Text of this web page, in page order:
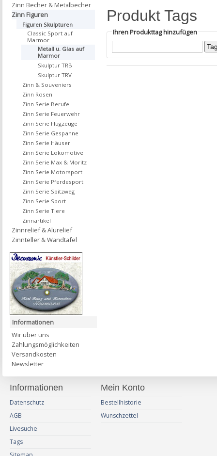
Produkt Tags
Ihren Produkttag hinzufügen
Zinn Becher & Metalbecher
Zinn Figuren
Figuren Skulpturen
Classic Sport auf
Marmor
Metall u. Glas auf
Marmor
Skulptur TRB
Skulptur TRV
Zinn & Souveniers
Zinn Rosen
Zinn Serie Berufe
Zinn Serie Feuerwehr
Zinn Serie Flugzeuge
Zinn Serie Gespanne
Zinn Serie Häuser
Zinn Serie Lokomotive
Zinn Serie Max & Moritz
Zinn Serie Motorsport
Zinn Serie Pferdesport
Zinn Serie Spitzweg
Zinn Serie Sport
Zinn Serie Tiere
Zinnartikel
Zinnrelief & Alurelief
Zinnteller & Wandtafel
Informationen
Wir über uns
Zahlungsmöglichkeiten
Versandkosten
Newsletter
Informationen
Datenschutz
AGB
Livesuche
Tags
Mein Konto
Bestellhistorie
Wunschzettel